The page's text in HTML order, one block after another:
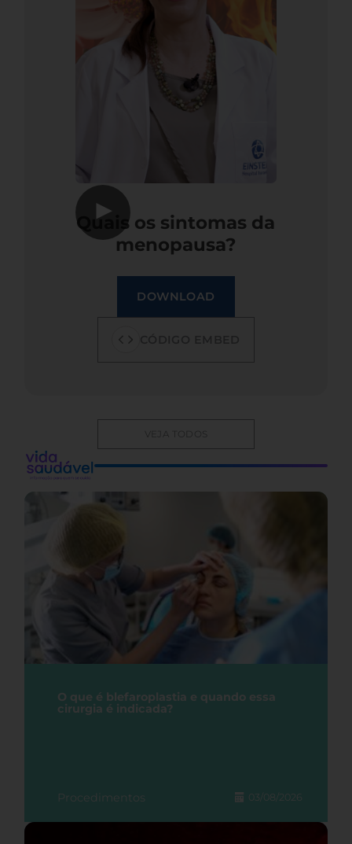
▶
Quais os sintomas da
menopausa?
DOWNLOAD
VEJA TODOS
O que é blefaroplastia e quando essa
cirurgia é indicada?
Procedimentos 03/08/2026